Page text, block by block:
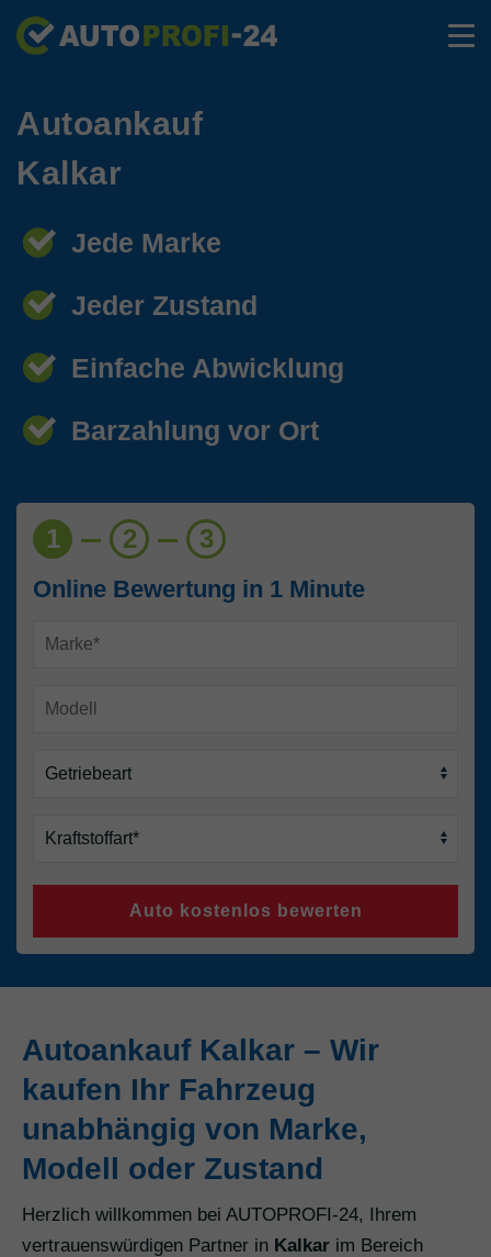
Autoankauf
Kalkar
Jede Marke
Jeder Zustand
Einfache Abwicklung
Barzahlung vor Ort
1 2 3
Online Bewertung in 1 Minute
Auto kostenlos bewerten
Autoankauf Kalkar – Wir
kaufen Ihr Fahrzeug
unabhängig von Marke,
Modell oder Zustand
Herzlich willkommen bei AUTOPROFI-24, Ihrem
vertrauenswürdigen Partner in Kalkar im Bereich